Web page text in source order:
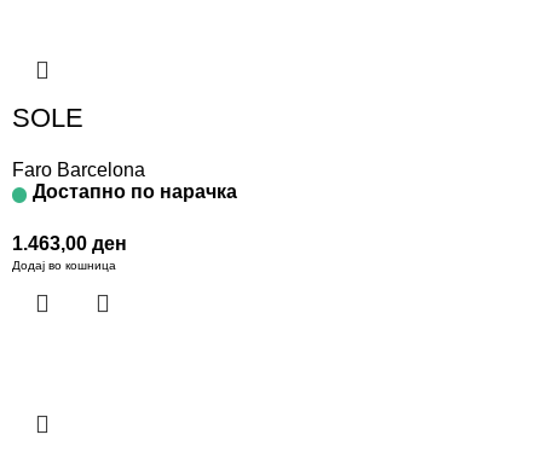
SOLE
Faro Barcelona
Достапно по нарачка
1.463,00 ден
Додај во кошница